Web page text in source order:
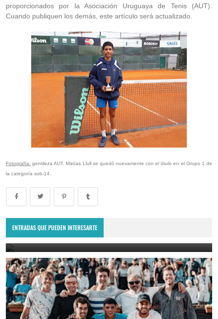
proporcionados por la Asociación Uruguaya de Tenis (AUT).
Cuando publiquen los demás, este artículo será actualizado.
Fotografía: gentileza AUT. Matías Llull se quedó nuevamente con el título en el Grupo 1 de
la categoría sub-14.
ENTRADAS QUE PUEDEN INTERESARTE
Copa Davis 2024: Uruguay enfrentará a Bolivia como visitante por
el Grupo Mundial II
February 10, 2024